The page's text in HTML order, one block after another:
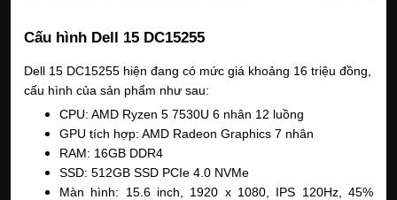
Cấu hình Dell 15 DC15255
Dell 15 DC15255 hiện đang có mức giá khoảng 16 triệu đồng,
cấu hình của sản phẩm như sau:
CPU: AMD Ryzen 5 7530U 6 nhân 12 luồng
GPU tích hợp: AMD Radeon Graphics 7 nhân
RAM: 16GB DDR4
SSD: 512GB SSD PCIe 4.0 NVMe
Màn hình: 15.6 inch, 1920 x 1080, IPS 120Hz, 45%